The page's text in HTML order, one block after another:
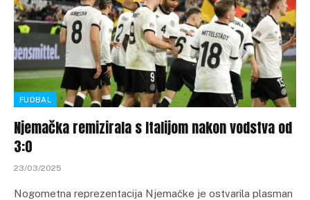
FUDBAL
Njemačka remizirala s Italijom nakon vodstva od
3:0
23/03/2025
Nogometna reprezentacija Njemačke je ostvarila plasman